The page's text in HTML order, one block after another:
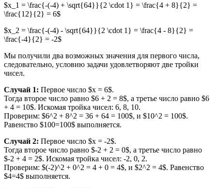
$x_1 = \frac{-(-4) + \sqrt{64}}{2 \cdot 1} = \frac{4 + 8}{2} =
\frac{12}{2} = 6$
$x_2 = \frac{-(-4) - \sqrt{64}}{2 \cdot 1} = \frac{4 - 8}{2} =
\frac{-4}{2} = -2$
Мы получили два возможных значения для первого числа,
следовательно, условию задачи удовлетворяют две тройки
чисел.
Случай 1: Первое число $x = 6$.
Тогда второе число равно $6 + 2 = 8$, а третье число равно $6
+ 4 = 10$. Искомая тройка чисел: 6, 8, 10.
Проверим: $6^2 + 8^2 = 36 + 64 = 100$, и $10^2 = 100$.
Равенство $100=100$ выполняется.
Случай 2: Первое число $x = -2$.
Тогда второе число равно $-2 + 2 = 0$, а третье число равно
$-2 + 4 = 2$. Искомая тройка чисел: -2, 0, 2.
Проверим: $(-2)^2 + 0^2 = 4 + 0 = 4$, и $2^2 = 4$. Равенство
$4=4$ выполняется.